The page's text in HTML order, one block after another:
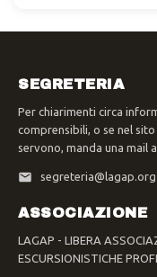
SEGRETERIA
Per chiarimenti circa
comprensibili, o se nel
servono, manda una mail
segreteria@lagap.org
ASSOCIAZIONE
LAGAP - LIBERA
ESCURSIONISTICHE